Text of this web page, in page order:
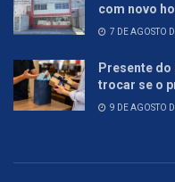
com novo
7 DE AGOSTO
Presente do
trocar se o
9 DE AGOSTO